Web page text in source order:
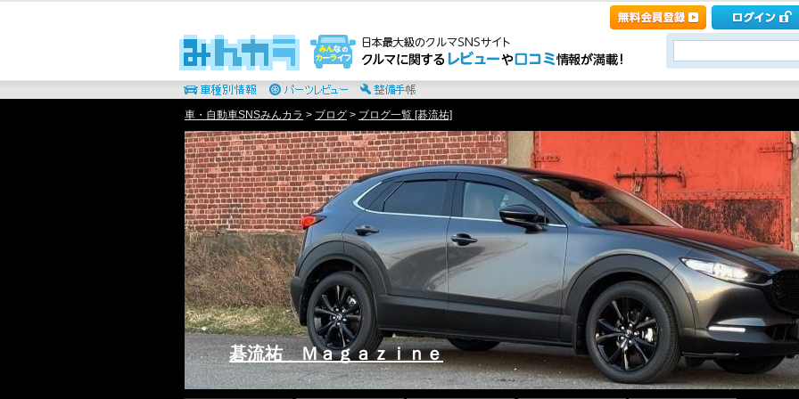
車・自動車SNSみんカラ > ブログ > ブログ一覧 [碁流祐]
碁流祐 Ｍａｇａｚｉｎｅ